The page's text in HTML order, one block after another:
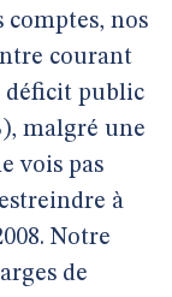
comptes, nos
courant
déficit public
malgré une
vois pas
à
Notre
de